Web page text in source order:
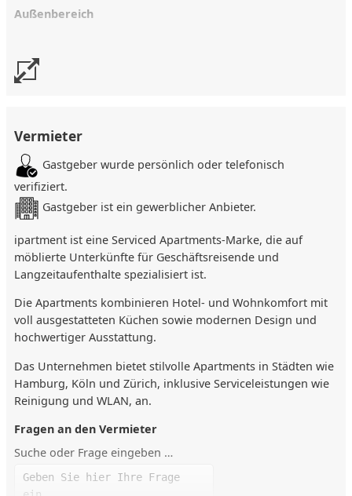
Flughafen Köln/Bonn.
Preise bei Einzelbelegung inklusive MwSt. und zzgl. 5 %
erhöhte Raten zu Messezeiten.
Außenbereich
Vermieter
Gastgeber wurde persönlich oder telefonisch
verifiziert.
Gastgeber ist ein gewerblicher Anbieter.
ipartment ist eine Serviced Apartments-Marke, die auf
möblierte Unterkünfte für Geschäftsreisende und
Langzeitaufenthalte spezialisiert ist.
Die Apartments kombinieren Hotel- und Wohnkomfort mit
voll ausgestatteten Küchen sowie modernen Design und
hochwertiger Ausstattung.
Das Unternehmen bietet stilvolle Apartments in Städten wie
Hamburg, Köln und Zürich, inklusive Serviceleistungen wie
Reinigung und WLAN, an.
Fragen an den Vermieter
Suche oder Frage eingeben …